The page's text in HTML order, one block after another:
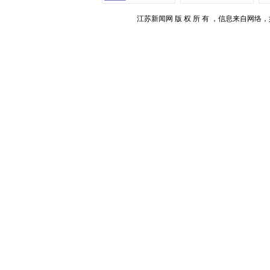
江苏新闻网 版 权 所 有 ，信息来自网络